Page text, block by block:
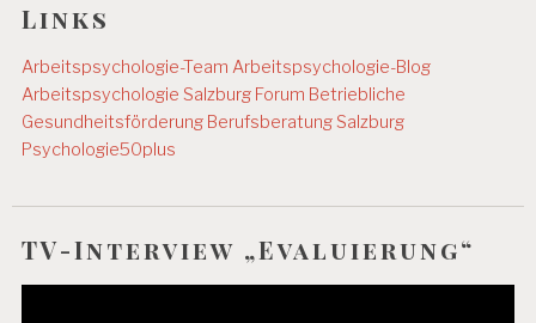
Links
Arbeitspsychologie-TeamArbeitspsychologie-Blog
Arbeitspsychologie Salzburg Forum Betriebliche
Gesundheitsförderung Berufsberatung Salzburg
Psychologie50plus
TV-Interview „Evaluierung“